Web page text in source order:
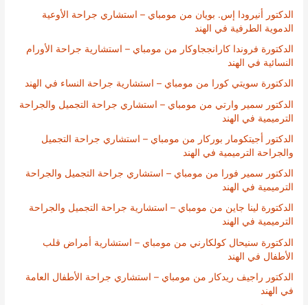
الدكتور أنيرودا إس. بويان من مومباي – استشاري جراحة الأوعية
الدموية الطرفية في الهند
الدكتورة فروندا كارانججاوكار من مومباي – استشارية جراحة الأورام
النسائية في الهند
الدكتورة سويتي كورا من مومباي – استشارية جراحة النساء في الهند
الدكتور سمير وارتي من مومباي – استشاري جراحة التجميل والجراحة
الترميمية في الهند
الدكتور أجيتكومار بوركار من مومباي – استشاري جراحة التجميل
والجراحة الترميمية في الهند
الدكتور سمير فورا من مومباي – استشاري جراحة التجميل والجراحة
الترميمية في الهند
الدكتورة لينا جاين من مومباي – استشارية جراحة التجميل والجراحة
الترميمية في الهند
الدكتورة سنيحال كولكارني من مومباي – استشارية أمراض قلب
الأطفال في الهند
الدكتور راجيف ريدكار من مومباي – استشاري جراحة الأطفال العامة
في الهند